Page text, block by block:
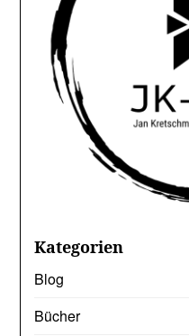
Kategorien
Blog
Bücher